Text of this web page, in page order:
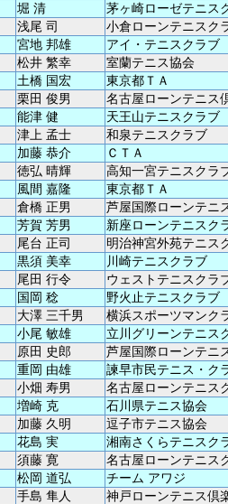
堀 清
茅ヶ崎ローゼテニス
浅尾 司
小倉ローンテニスク
宮地 邦雄
アイ・テニスクラブ
松井 繁幸
室蘭テニス協会
土橋 国宏
東京都ＴＡ
栗田 俊男
名古屋ローンテニス
能津 健
天王山テニスクラブ
津上 孟士
和泉テニスクラブ
加藤 恭介
ＣＴＡ
徳弘 晴輝
高知一宮テニスクラ
風間 嘉隆
東京都ＴＡ
倉橋 正男
芦屋国際ローンテニ
芳賀 芳男
新座ローンテニスク
尾台 正司
明治神宮外苑テニス
黒須 美幸
川崎テニスクラブ
尾田 行令
ウェストテニスクラ
国岡 稔
野火止テニスクラブ
大澤 三千男
横浜スポーツマンク
小尾 敏雄
立川グリーンテニス
原田 史郎
芦屋国際ローンテニ
重岡 由雄
諫早市民テニス・ク
小畑 寿男
名古屋ローンテニス
増崎 克
石川県テニス協会
加藤 久明
逗子市テニス協会
花島 実
湘南さくらテニスク
須藤 寛
名古屋ローンテニス
松岡 道弘
チーム アワジ
手島 隼人
神戸ローンテニス倶